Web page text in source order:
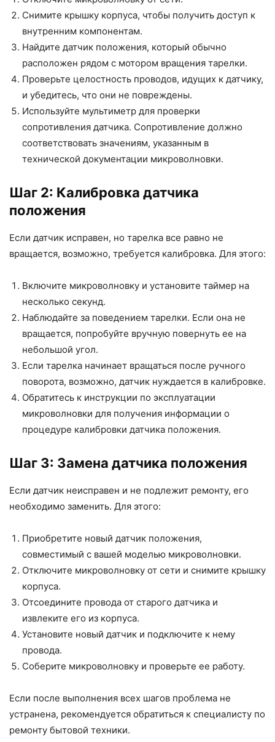
Снимите крышку корпуса, чтобы получить доступ к
внутренним компонентам.
Найдите датчик положения, который обычно
расположен рядом с мотором вращения тарелки.
Проверьте целостность проводов, идущих к датчику,
и убедитесь, что они не повреждены.
Используйте мультиметр для проверки
сопротивления датчика. Сопротивление должно
соответствовать значениям, указанным в
технической документации микроволновки.
Шаг 2: Калибровка датчика
положения
Если датчик исправен, но тарелка все равно не
вращается, возможно, требуется калибровка. Для этого:
Включите микроволновку и установите таймер на
несколько секунд.
Наблюдайте за поведением тарелки. Если она не
вращается, попробуйте вручную повернуть ее на
небольшой угол.
Если тарелка начинает вращаться после ручного
поворота, возможно, датчик нуждается в калибровке.
Обратитесь к инструкции по эксплуатации
микроволновки для получения информации о
процедуре калибровки датчика положения.
Шаг 3: Замена датчика положения
Если датчик неисправен и не подлежит ремонту, его
необходимо заменить. Для этого:
Приобретите новый датчик положения,
совместимый с вашей моделью микроволновки.
Отключите микроволновку от сети и снимите крышку
корпуса.
Отсоедините провода от старого датчика и
извлеките его из корпуса.
Установите новый датчик и подключите к нему
провода.
Соберите микроволновку и проверьте ее работу.
Если после выполнения всех шагов проблема не
устранена, рекомендуется обратиться к специалисту по
ремонту бытовой техники.